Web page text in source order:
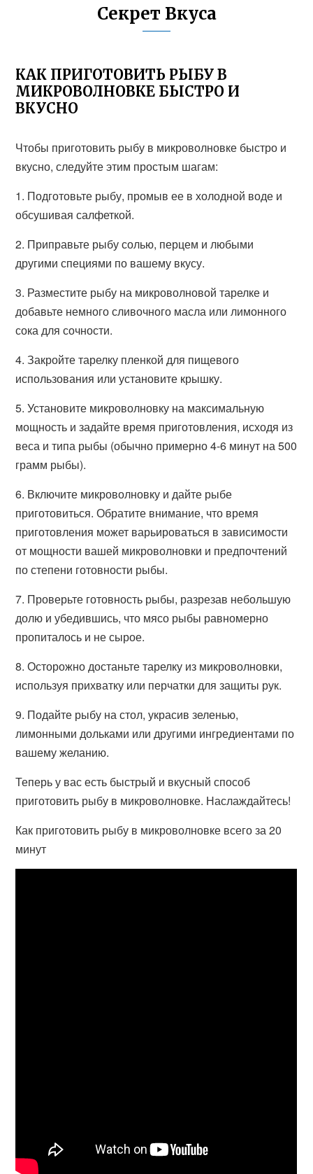
Секрет Вкуса
КАК ПРИГОТОВИТЬ РЫБУ В
МИКРОВОЛНОВКЕ БЫСТРО И
ВКУСНО
Чтобы приготовить рыбу в микроволновке быстро и
вкусно, следуйте этим простым шагам:
1. Подготовьте рыбу, промыв ее в холодной воде и
обсушивая салфеткой.
2. Приправьте рыбу солью, перцем и любыми
другими специями по вашему вкусу.
3. Разместите рыбу на микроволновой тарелке и
добавьте немного сливочного масла или лимонного
сока для сочности.
4. Закройте тарелку пленкой для пищевого
использования или установите крышку.
5. Установите микроволновку на максимальную
мощность и задайте время приготовления, исходя из
веса и типа рыбы (обычно примерно 4-6 минут на 500
грамм рыбы).
6. Включите микроволновку и дайте рыбе
приготовиться. Обратите внимание, что время
приготовления может варьироваться в зависимости
от мощности вашей микроволновки и предпочтений
по степени готовности рыбы.
7. Проверьте готовность рыбы, разрезав небольшую
долю и убедившись, что мясо рыбы равномерно
пропиталось и не сырое.
8. Осторожно достаньте тарелку из микроволновки,
используя прихватку или перчатки для защиты рук.
9. Подайте рыбу на стол, украсив зеленью,
лимонными дольками или другими ингредиентами по
вашему желанию.
Теперь у вас есть быстрый и вкусный способ
приготовить рыбу в микроволновке. Наслаждайтесь!
Как приготовить рыбу в микроволновке всего за 20
минут